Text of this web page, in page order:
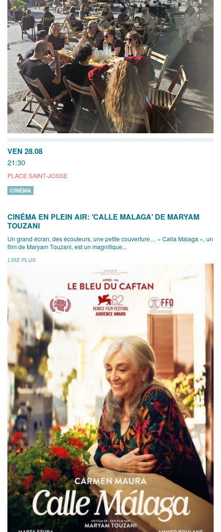
VEN 28.08
21:30
PLACE SAINT-JOSSE
CINÉMA
CINÉMA EN PLEIN AIR: 'CALLE MALAGA' DE MARYAM
TOUZANI
Un grand écran, des écouteurs, une petite couverture… « Calla Malaga », un
film de Maryam Touzani, est un magnifique...
LIRE PLUS